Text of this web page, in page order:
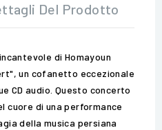
Del Prodotto
di Homayoun
un cofanetto eccezionale
CD audio. Questo concerto
cuore di una performance
della musica persiana